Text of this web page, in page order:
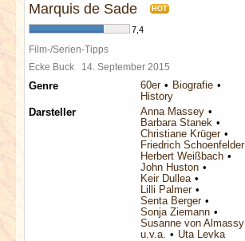
Marquis de Sade
HOT
7,4
Film-/Serien-Tipps
Ecke Buck 14. September 2015
Genre 60er
Biografie
History
Darsteller
Anna Massey
Barbara Stanek
Christiane Krüger
Friedrich Schoenfelder
Herbert Weißbach
John Huston
Keir Dullea
Lilli Palmer
Senta Berger
Sonja Ziemann
Susanne von Almassy
u.v.a.
Uta Levka